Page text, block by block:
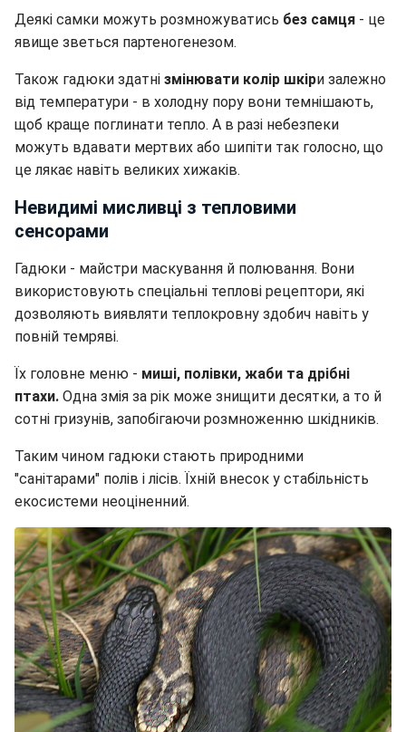
Деякі самки можуть розмножуватись без самця - це
явище зветься партеногенезом.
Також гадюки здатні змінювати колір шкіри залежно
від температури - в холодну пору вони темнішають,
щоб краще поглинати тепло. А в разі небезпеки
можуть вдавати мертвих або шипіти так голосно, що
це лякає навіть великих хижаків.
Невидимі мисливці з тепловими
сенсорами
Гадюки - майстри маскування й полювання. Вони
використовують спеціальні теплові рецептори, які
дозволяють виявляти теплокровну здобич навіть у
повній темряві.
Їх головне меню - миші, полівки, жаби та дрібні
птахи. Одна змія за рік може знищити десятки, а то й
сотні гризунів, запобігаючи розмноженню шкідників.
Таким чином гадюки стають природними
"санітарами" полів і лісів. Їхній внесок у стабільність
екосистеми неоціненний.